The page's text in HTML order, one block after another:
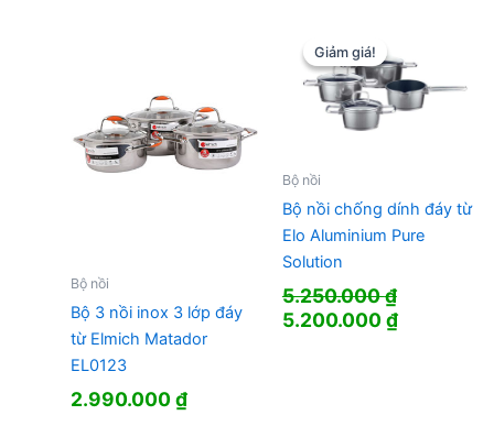
Bộ nồi
Bộ 3 nồi inox 3 lớp đáy
từ Elmich Matador
EL0123
2.990.000₫
Giảm giá!
Giảm giá!
Bộ nồi
Bộ nồi chống dính đáy từ
Elo Aluminium Pure
Solution
5.250.000₫
Giá
5.200.000₫Giá